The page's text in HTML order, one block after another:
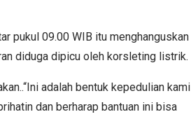
pukul 09.00 WIB itu menghanguskan
diduga dipicu oleh korsleting listrik.
adalah bentuk kepedulian kami
dan berharap bantuan ini bisa